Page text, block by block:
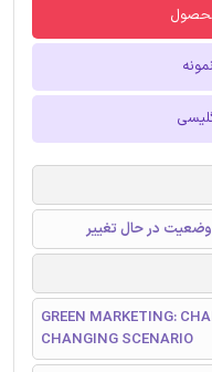
وضعیت در حال تغییر
GREEN MARKETING:
CHANGING SCENARIO